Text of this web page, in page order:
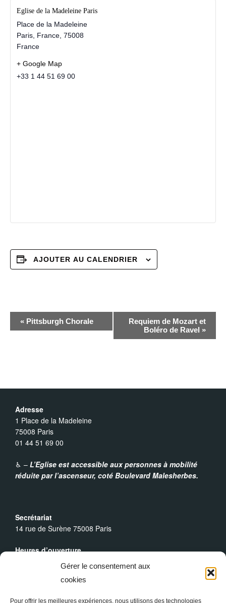
Gérer le consentement aux
cookies
Pour offrir les meilleures expériences, nous utilisons des technologies
Eglise de la Madeleine Paris
Place de la Madeleine
Paris, France 75008
France
+ Google Map
+33 1 44 51 69 00
AJOUTER AU CALENDRIER
o
« Pittsburgh Chorale
Requiem de Mozart et
Boléro de Ravel »
Adresse
1 Place de la Madeleine
75008 Paris
01 44 51 69 00
♿︎ – L’Eglise est accessible aux personnes à mobilité
réduite par l’ascenseur, coté Boulevard Malesherbes.
Secrétariat
14 rue de Surène 75008 Paris
Heures d’ouverture
Du lundi au dimanche : 9h30 - 19h00
Messes Dominicales